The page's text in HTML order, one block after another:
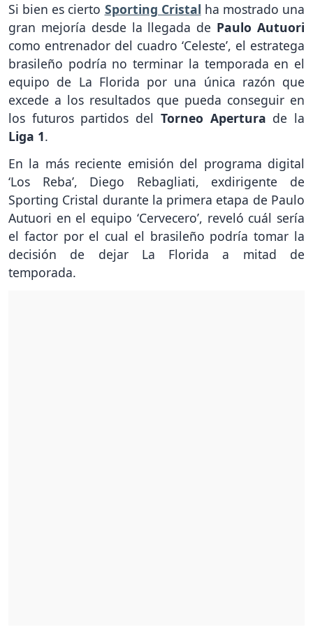
Si bien es cierto Sporting Cristal ha mostrado una
gran mejoría desde la llegada de Paulo Autuori
como entrenador del cuadro ‘Celeste’, el estratega
brasileño podría no terminar la temporada en el
equipo de La Florida por una única razón que
excede a los resultados que pueda conseguir en
los futuros partidos del Torneo Apertura de la
Liga 1.
En la más reciente emisión del programa digital
‘Los Reba’, Diego Rebagliati, exdirigente de
Sporting Cristal durante la primera etapa de Paulo
Autuori en el equipo ‘Cervecero’, reveló cuál sería
el factor por el cual el brasileño podría tomar la
decisión de dejar La Florida a mitad de
temporada.